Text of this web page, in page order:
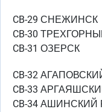
CB-29 СНЕЖИНСК
CB-30
CB-31 ОЗЕРСК
CB-32
CB-33
CB-34